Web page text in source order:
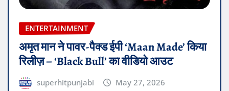
ENTERTAINMENT
अमृत मान ने पावर-पैक्ड ईपी ‘Maan Made’ किया
रिलीज़ – ‘Black Bull’ का वीडियो आउट
superhitpunjabi May 27, 2026